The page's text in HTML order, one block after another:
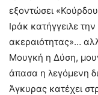
εξοντώσει
Ιράκ κατήγγειλε
ακεραιότητας»…
Μουγκή η Δύση,
άπασα η λεγόμενη
Άγκυρας κατέχει